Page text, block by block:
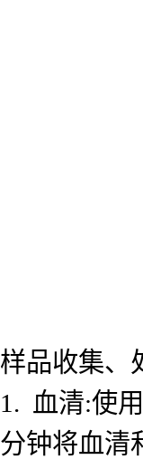
样品收集、
1. 血清:使
分钟将血清